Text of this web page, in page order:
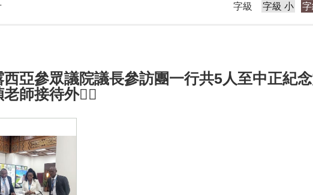
字級 字級 小
亞參眾議院議長參訪團一行共5人至中正紀
老師接待外賓〪